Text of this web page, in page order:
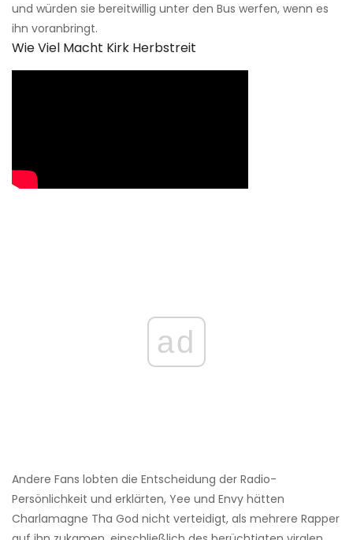
und würden sie bereitwillig unter den Bus werfen, wenn es
ihn voranbringt.
Wie Viel Macht Kirk Herbstreit
ad
Andere Fans lobten die Entscheidung der Radio-
Persönlichkeit und erklärten, Yee und Envy hätten
Charlamagne Tha God nicht verteidigt, als mehrere Rapper